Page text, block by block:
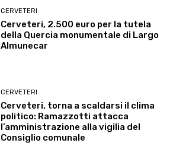
CERVETERI
Cerveteri, 2.500 euro per la tutela
della Quercia monumentale di Largo
Almunecar
CERVETERI
Cerveteri, torna a scaldarsi il clima
politico: Ramazzotti attacca
l’amministrazione alla vigilia del
Consiglio comunale